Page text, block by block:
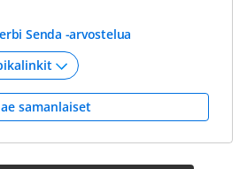
Senda -arvostelua
samanlaiset